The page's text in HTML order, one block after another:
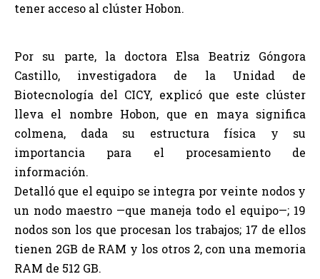
tener acceso al clúster Hobon.
Por su parte, la doctora Elsa Beatriz Góngora
Castillo, investigadora de la Unidad de
Biotecnología del CICY, explicó que este clúster
lleva el nombre Hobon, que en maya significa
colmena, dada su estructura física y su
importancia para el procesamiento de
información.
Detalló que el equipo se integra por veinte nodos y
un nodo maestro —que maneja todo el equipo—; 19
nodos son los que procesan los trabajos; 17 de ellos
tienen 2GB de RAM y los otros 2, con una memoria
RAM de 512 GB.